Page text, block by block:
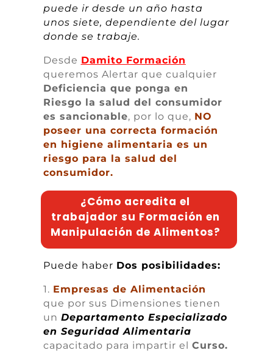
puede ir desde un año hasta
unos siete, dependiente del lugar
donde se trabaje.
Desde Damito Formación
queremos Alertar que cualquier
Deficiencia que ponga en
Riesgo la salud del consumidor
es sancionable, por lo que, NO
poseer una correcta formación
en higiene alimentaria es un
riesgo para la salud del
consumidor.
¿Cómo acredita el
trabajador su Formación en
Manipulación de Alimentos?
Puede haber Dos posibilidades:
1. Empresas de Alimentación
que por sus Dimensiones tienen
un Departamento Especializado
en Seguridad Alimentaria
capacitado para impartir el Curso.